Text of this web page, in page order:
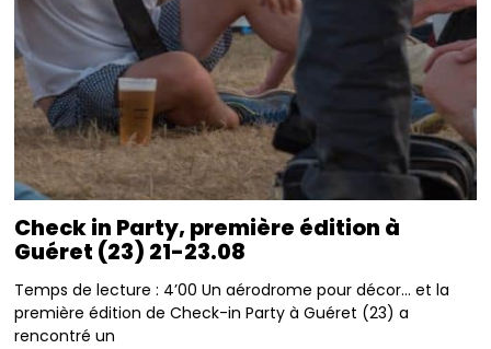
Check in Party, première édition à
Guéret (23) 21-23.08
Temps de lecture : 4’00 Un aérodrome pour décor… et la
première édition de Check-in Party à Guéret (23) a
rencontré un